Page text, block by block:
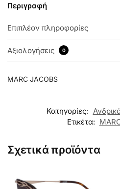
Περιγραφή
Επιπλέον πληροφορίες
Αξιολογήσεις 0
MARC JACOBS
Κατηγορίες:
Ετικέτα:
Σχετικά προϊόντα